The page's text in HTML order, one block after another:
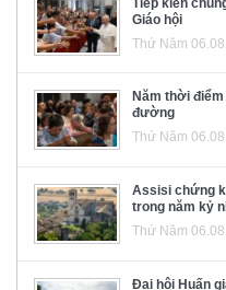
Giáo hội
Thứ Năm
Năm thời
đường
Thứ Năm
Assisi chứng
trong năm kỷ
Thứ Năm
Đại hội Huấn